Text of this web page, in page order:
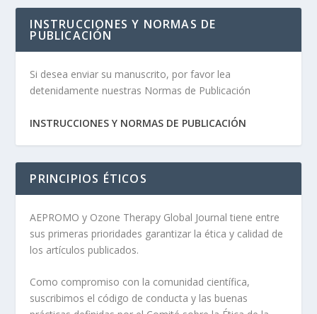
INSTRUCCIONES Y NORMAS DE
PUBLICACIÓN
Si desea enviar su manuscrito, por favor lea
detenidamente nuestras Normas de Publicación
INSTRUCCIONES Y NORMAS DE PUBLICACIÓN
PRINCIPIOS ÉTICOS
AEPROMO y Ozone Therapy Global Journal tiene entre
sus primeras prioridades garantizar la ética y calidad de
los artículos publicados.
Como compromiso con la comunidad científica,
suscribimos el código de conducta y las buenas